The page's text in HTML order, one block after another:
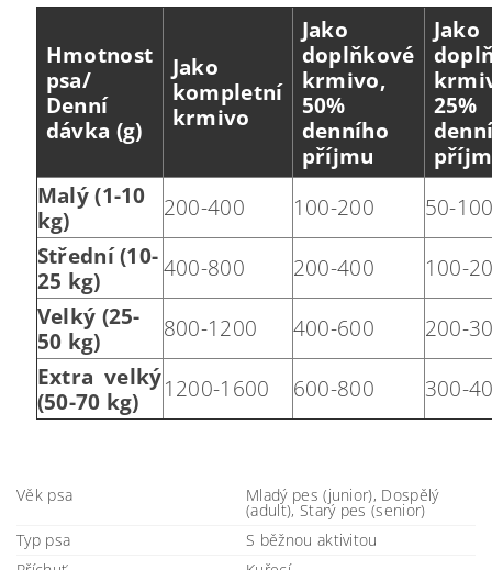
Hmotnost
psa/
Denní
dávka (g)
Jako
kompletní
krmivo
Jako
doplňkové
krmivo,
50%
denního
příjmu
Jako
25%
Malý (1-10
kg)
200-400 100-200
50-
Střední (10-
25 kg)
400-800 200-400
100-
Velký (25-
50 kg)
800-1200 400-600
200-
Extra velký
(50-70 kg)
1200-1600 600-800 300-
Věk psa Mladý pes (junior), Dospělý
(adult), Starý pes (senior)
Typ psa
S běžnou aktivitou